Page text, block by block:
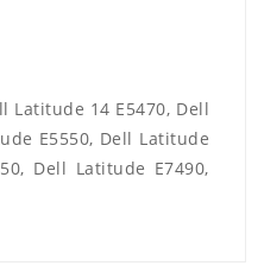
Latitude 14 E5470, Dell
E5550, Dell Latitude
Dell Latitude E7490,